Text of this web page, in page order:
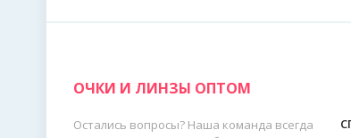
ОЧКИ И ЛИНЗЫ ОПТОМ
Остались вопросы? Наша команда всегда